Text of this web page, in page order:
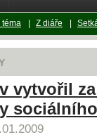
vytvořil
téma Z diáře